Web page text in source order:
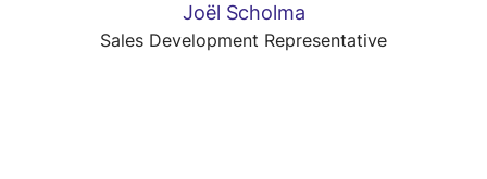
Joël Scholma
Sales Development Representative